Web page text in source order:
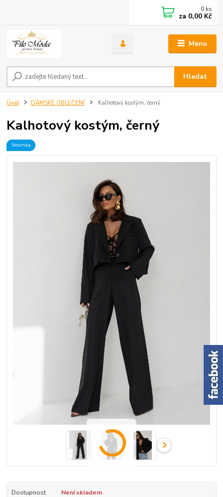
Menu
Hledat
0 ks
za 0,00 Kč
Úvod DÁMSKÉ OBLEČENÍ Kalhotový kostým, černý
Kalhotový kostým, černý
Novinka
Dostupnost
Není skladem